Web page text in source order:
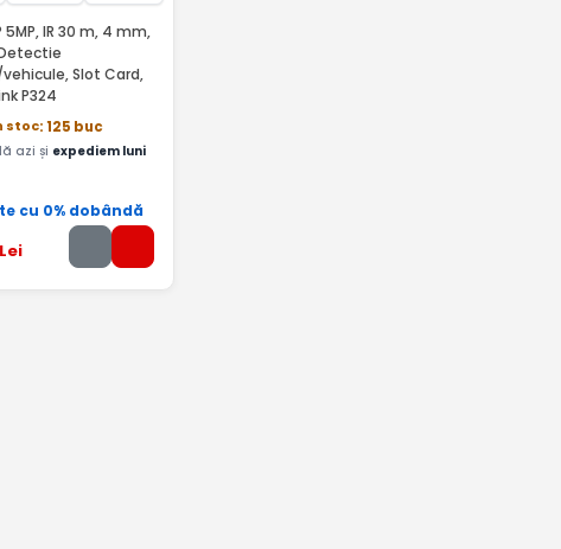
IR 30 m, 4 mm,
Slot Card,
P324
stoc: 125 buc
azi și expediem luni
cu 0% dobândă
Lei